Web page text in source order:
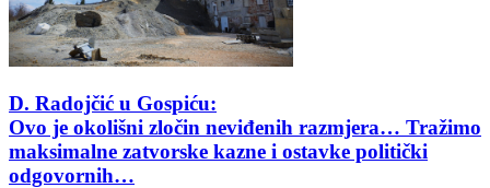
D. Radojčić u Gospiću:
Ovo je okolišni zločin neviđenih razmjera… Tražimo
maksimalne zatvorske kazne i ostavke politički
odgovornih…